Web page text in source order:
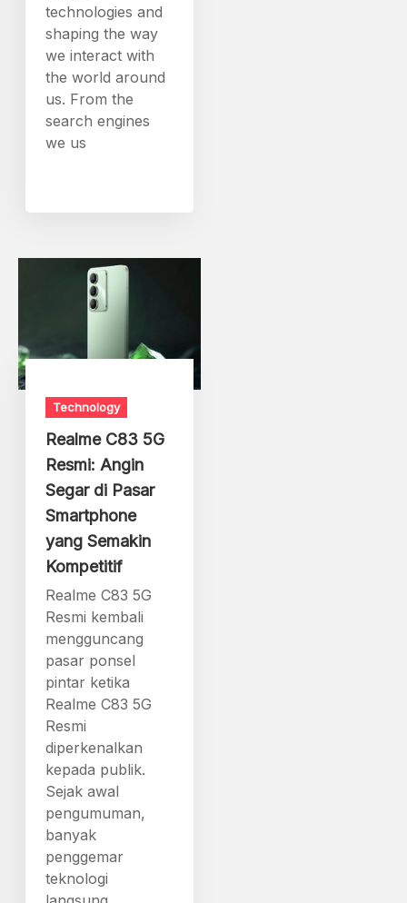
technologies and
shaping the way
we interact with
the world around
us. From the
search engines
we us
Technology
Realme C83 5G
Resmi: Angin
Segar di Pasar
Smartphone
yang Semakin
Kompetitif
Realme C83 5G
Resmi kembali
mengguncang
pasar ponsel
pintar ketika
Realme C83 5G
Resmi
diperkenalkan
kepada publik.
Sejak awal
pengumuman,
banyak
penggemar
teknologi